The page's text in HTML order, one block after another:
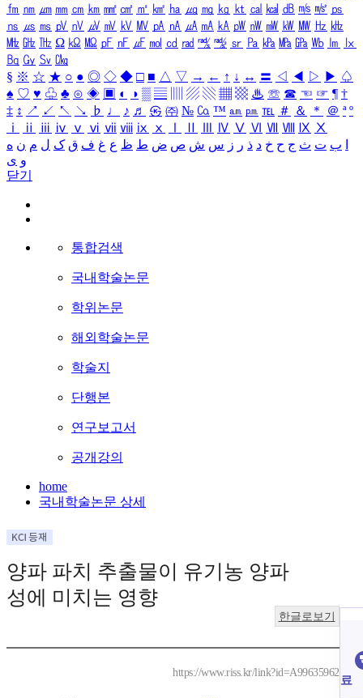
㎙ ㎚ ㎛ ㎜ ㎝ ㎞ ㎟ ㎠ ㎡ ㎢ ㏊ ㎍ ㎎ ㎏ ㏏ ㎈ ㎉ ㏈ ㎧ ㎨ ㎰
㎱ ㎲ ㎳ ㎴ ㎵ ㎶ ㎷ ㎸ ㎹ ㎀ ㎁ ㎂ ㎃ ㎄ ㎺ ㎻ ㎽ ㎾ ㎿ ㎐ ㎑
㎒ ㎓ ㎔ Ω ㏀ ㏁ ㎊ ㎋ ㎌ ㏖ ㏅ ㎭ ㎮ ㎯ ㏛ ㎩ ㎪ ㎫ ㎬ ㏝ ㏐
㏓
㏃ ㏉ ㏜ ㏆
§ ※ ☆ ★ ○ ● ◎ ◇ ◆ □ ■ △ ▽ → ← ↑ ↓ ↔ 〓 ◁ ◀ ▷ ▶ ♤
♠ ♡ ♥ ♧ ♣ ⊙ ◈ ▣ ◐ ◑ ▒ ▤ ▨ ▧ ▦ ▩ ♨ ☏ ☎ ☜ ☞ ¶ †
‡ ↕ ↗ ↙ ↖ ↘ ♭ ♩ ♪ ♬ ㉿ ㈜ № ㏇ ™ ㏂ ㏘ ℡ ＃ ＆ ＊ ＠ ª º
ⅰ
ⅱ ⅲ ⅳ ⅴ ⅵ ⅶ ⅷ ⅸ ⅹ Ⅳ Ⅴ Ⅵ Ⅶ Ⅷ Ⅸ Ⅹ
ب ت ث ج ح خ د ذ ر ز س ش ص ض ط ظ ع غ ف ق ک ل م ن ه
و ی
닫기
통합검색
국내학술논문
학위논문
해외학술논문
학술지
단행본
연구보고서
공개강의
home
국내학술논문 상세
양파 파치 추출물이 유기농 양파
성에 미치는 영향
한글로보기
https://www.riss.kr/link?id=A99635962
료